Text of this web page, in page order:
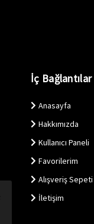
İç Bağlantılar
Anasayfa
Hakkımızda
Kullanıcı Paneli
Favorilerim
Alışveriş Sepeti
İletişim